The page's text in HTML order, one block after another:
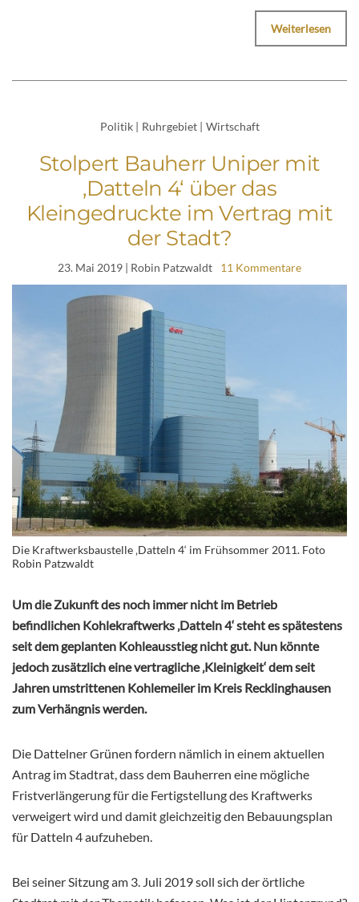
Weiterlesen
Politik | Ruhrgebiet | Wirtschaft
Stolpert Bauherr Uniper mit
‚Datteln 4‘ über das
Kleingedruckte im Vertrag mit
der Stadt?
23. Mai 2019 | Robin Patzwaldt 11 Kommentare
Die Kraftwerksbaustelle ‚Datteln 4‘ im Frühsommer 2011. Foto
Robin Patzwaldt
Um die Zukunft des noch immer nicht im Betrieb
befindlichen Kohlekraftwerks ‚Datteln 4‘ steht es spätestens
seit dem geplanten Kohleausstieg nicht gut. Nun könnte
jedoch zusätzlich eine vertragliche ‚Kleinigkeit‘ dem seit
Jahren umstrittenen Kohlemeiler im Kreis Recklinghausen
zum Verhängnis werden.
Die Dattelner Grünen fordern nämlich in einem aktuellen
Antrag im Stadtrat, dass dem Bauherren eine mögliche
Fristverlängerung für die Fertigstellung des Kraftwerks
verweigert wird und damit gleichzeitig den Bebauungsplan
für Datteln 4 aufzuheben.
Bei seiner Sitzung am 3. Juli 2019 soll sich der örtliche